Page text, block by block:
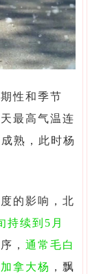
性和季节
最高气温连
熟，此时杨
的影响，北
持续到5月
， 通常毛白
拿大杨 ，飘